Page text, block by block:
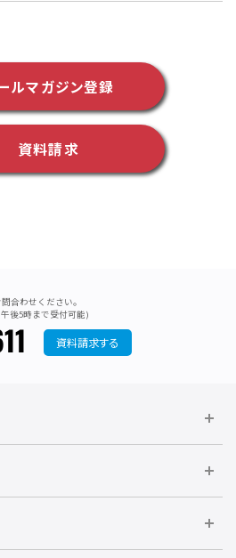
ルマガジン登録
資料請求
合わせください。
後5時まで受付可能)
資料請求する